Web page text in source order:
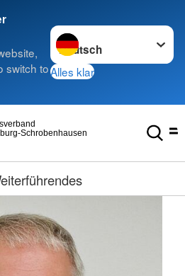
switch to
Sprache wechseln zu
Alles klar
Schrobenhausen